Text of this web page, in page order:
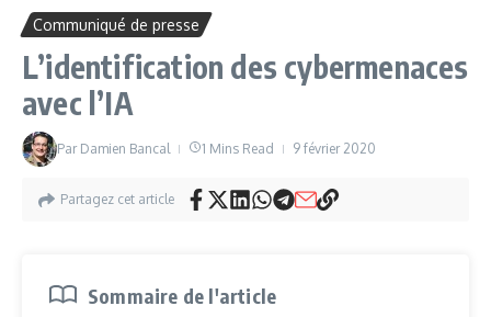
Communiqué de presse
L’identification des cybermenaces
avec l’IA
Par Damien Bancal 1 Mins Read 9 février 2020
Partagez cet article
Sommaire de l'article